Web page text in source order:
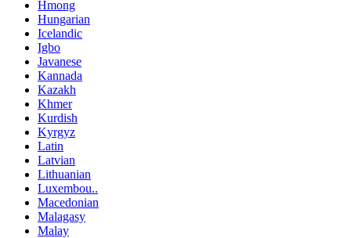
Hmong
Hungarian
Icelandic
Igbo
Javanese
Kannada
Kazakh
Khmer
Kurdish
Kyrgyz
Latin
Latvian
Lithuanian
Luxembou..
Macedonian
Malagasy
Malay